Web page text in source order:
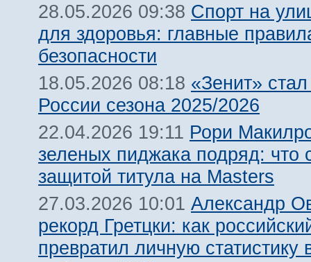
28.05.2026 09:38 Спорт на
для здоровья: главные
безопасности
18.05.2026 08:18 «Зенит»
России сезона 2025/2026
22.04.2026 19:11 Рори
зеленых пиджака подряд: что
защитой титула на Masters
27.03.2026 10:01 Александр
рекорд Гретцки: как
превратил личную статистику